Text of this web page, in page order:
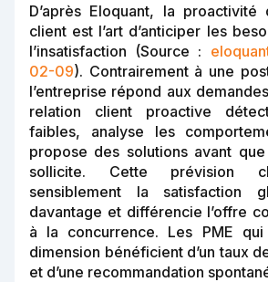
D’après Eloquant, la
client est l’art d’anticiper les
l’insatisfaction (Source :
02-09). Contrairement à une
l’entreprise répond aux
relation client proactive
faibles, analyse les
propose des solutions avant
sollicite. Cette prévision
sensiblement la satisfaction
davantage et différencie l’offre
à la concurrence. Les PME
dimension bénéficient d’un taux
et d’une recommandation